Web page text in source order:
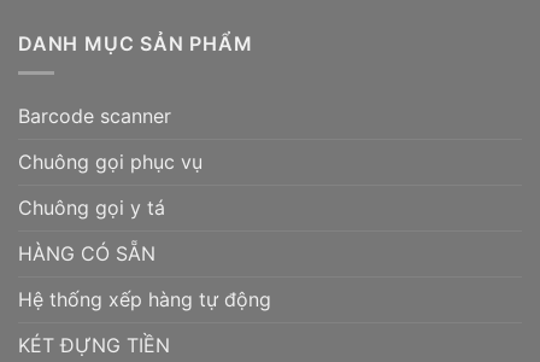
DANH MỤC SẢN PHẨM
Barcode scanner
Chuông gọi phục vụ
Chuông gọi y tá
HÀNG CÓ SẴN
Hệ thống xếp hàng tự động
KÉT ĐỰNG TIỀN